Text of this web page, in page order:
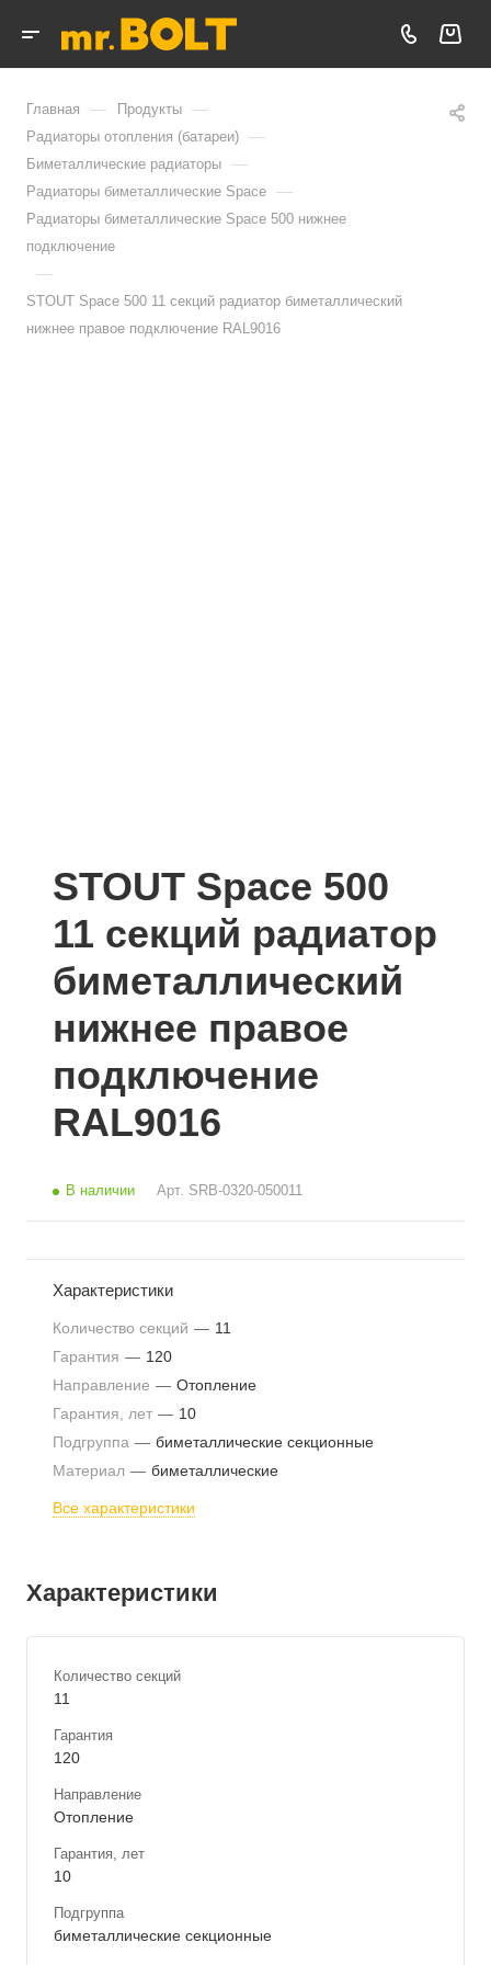
Главная — Продукты —
Радиаторы отопления (батареи) —
Биметаллические радиаторы —
Радиаторы биметаллические Space —
Радиаторы биметаллические Space 500 нижнее
подключение
—
STOUT Space 500 11 секций радиатор биметаллический
нижнее правое подключение RAL9016
STOUT Space 500
11 секций радиатор
биметаллический
нижнее правое
подключение
RAL9016
В наличии Арт. SRB-0320-050011
Характеристики
Количество секций — 11
Гарантия — 120
Направление — Отопление
Гарантия, лет — 10
Подгруппа — биметаллические секционные
Материал — биметаллические
Все характеристики
Характеристики
Количество секций
11
Гарантия
120
Направление
Отопление
Гарантия, лет
10
Подгруппа
биметаллические секционные